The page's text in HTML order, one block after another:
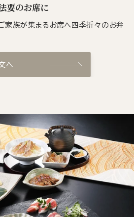
要のお席に
家族が集まるお席へ四季折々のお弁
へ